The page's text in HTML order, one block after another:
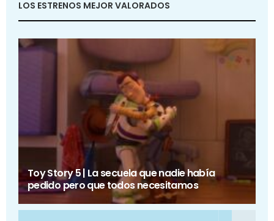
LOS ESTRENOS MEJOR VALORADOS
Toy Story 5 | La secuela que nadie había
pedido pero que todos necesitamos